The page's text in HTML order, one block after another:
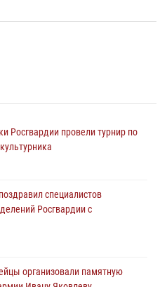
Росгвардии провели турнир по
специалистов
Росгвардии с
организовали памятную